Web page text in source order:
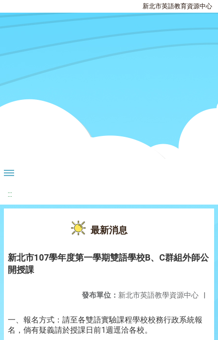
新北市英語教育資源中心
:::
最新消息
新北市107學年度第一學期雙語學校B、C群組外師公
開授課
發布單位： 新北市英語教學資源中心 |
一、報名方式：請至各雙語實驗課程學校校務行政系統報
名，倘有疑義請於授課日前1週逕洽各校。